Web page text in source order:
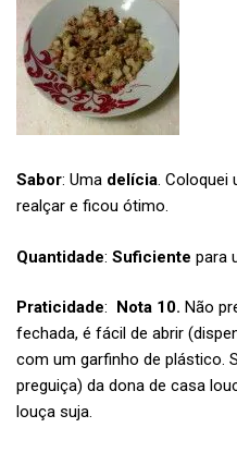
Sabor: Uma delícia. Coloquei
realçar e ficou ótimo.
Quantidade: Suficiente para
Praticidade: Nota 10. Não
fechada, é fácil de abrir
com um garfinho de plástico.
preguiça) da dona de casa
louça suja.